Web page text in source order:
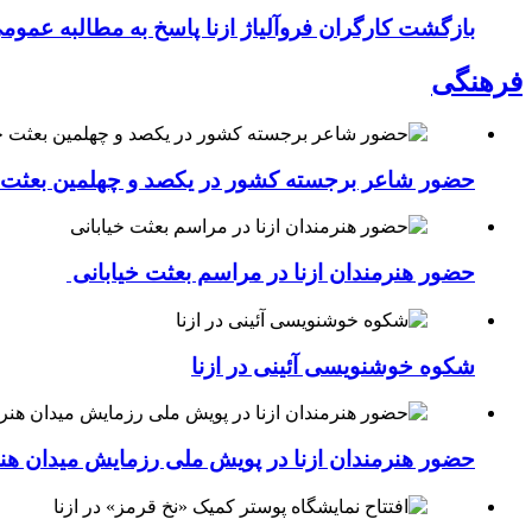
بازگشت کارگران فروآلیاژ ازنا پاسخ به مطالبه
فرهنگی
حضور شاعر برجسته کشور در یکصد و چهلمین بعثت
حضور هنرمندان ازنا در مراسم بعثت خیابانی
شکوه خوشنویسی آئینی در ازنا
حضور هنرمندان ازنا در پویش ملی رزمایش میدان